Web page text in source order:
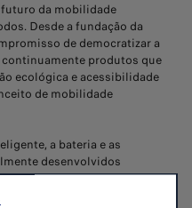
da mobilidade
Desde a fundação da
de democratizar a
produtos que
ecológica e acessibilidade
de mobilidade
a bateria e as
desenvolvidos
100% elétrica do mundo
CTC (Cell-To-